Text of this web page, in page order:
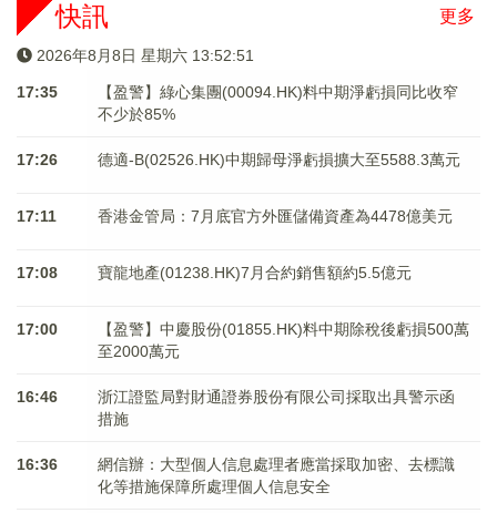
更多
快訊
2026年8月8日 星期六 13:52:51
17:35
【盈警】綠心集團(00094.HK)料中期淨虧損同比收窄
不少於85%
17:26 德適-B(02526.HK)中期歸母淨虧損擴大至5588.3萬元
17:11 香港金管局：7月底官方外匯儲備資產為4478億美元
17:08 寶龍地產(01238.HK)7月合約銷售額約5.5億元
17:00
【盈警】中慶股份(01855.HK)料中期除稅後虧損500萬
至2000萬元
16:46
浙江證監局對財通證券股份有限公司採取出具警示函
措施
16:36
網信辦：大型個人信息處理者應當採取加密、去標識
化等措施保障所處理個人信息安全